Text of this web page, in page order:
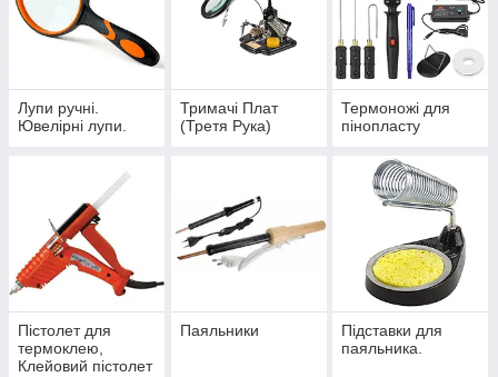
Лупи ручні.
Ювелірні лупи.
Тримачі Плат
(Третя Рука)
Термоножі для
пінопласту
Пістолет для
термоклею,
Клейовий пістолет
Паяльники
Підставки для
паяльника.